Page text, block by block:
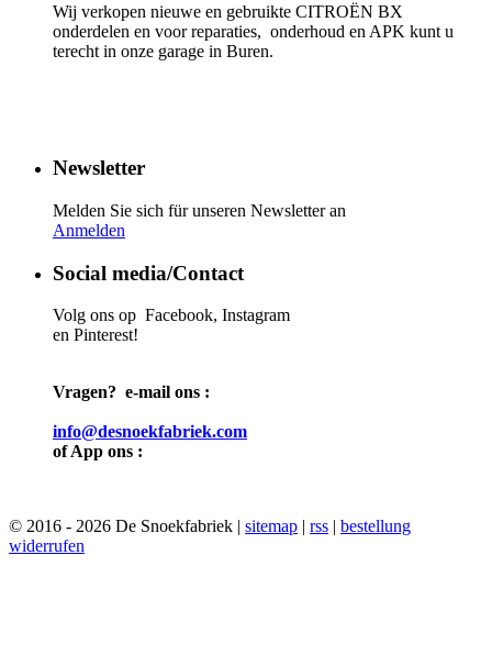
Wij verkopen nieuwe en gebruikte CITROËN BX
onderdelen en voor reparaties, onderhoud en APK kunt u
terecht in onze garage in Buren.
Newsletter
Melden Sie sich für unseren Newsletter an
Anmelden
Social media/Contact
Volg ons op Facebook, Instagram
en Pinterest!
Vragen? e-mail ons :
info@desnoekfabriek.com
of App ons :
© 2016 - 2026 De Snoekfabriek | sitemap | rss | bestellung
widerrufen